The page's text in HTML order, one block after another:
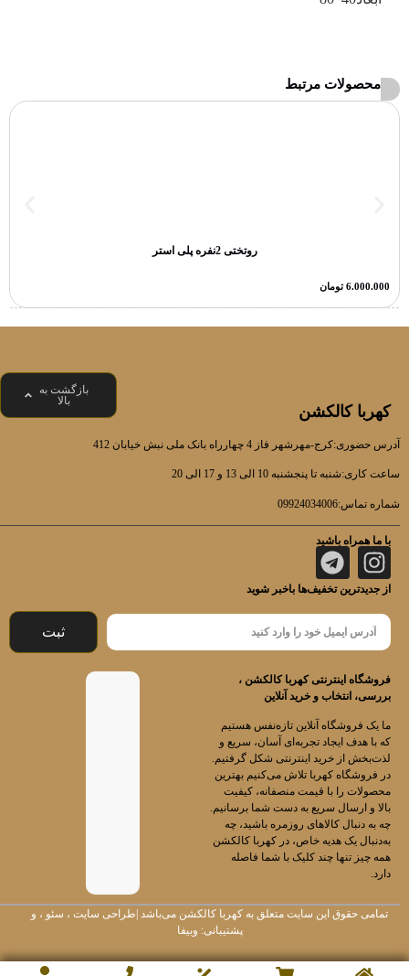
محصولات مرتبط
روتختی 2نفره پلی استر
6.000.000 تومان
بازگشت به
بالا
کهربا کالکشن
آدرس حضوری:کرج-مهرشهر فاز 4 چهارراه بانک ملی نبش خیابان 412
ساعت کاری:شنبه تا پنجشنبه 10 الی 13 و 17 الی 20
شماره تماس:09924034006
با ما همراه باشید
از جدیدترین تخفیف‌ها باخبر شوید
ثبت
فروشگاه اینترنتی کهربا کالکشن ،
بررسی، انتخاب و خرید آنلاین
ما یک فروشگاه آنلاین تازه‌نفس هستیم
که با هدف ایجاد تجربه‌ای آسان، سریع و
لذت‌بخش از خرید اینترنتی شکل گرفتیم.
در فروشگاه کهربا تلاش می‌کنیم بهترین
محصولات را با قیمت منصفانه، کیفیت
بالا و ارسال سریع به دست شما برسانیم.
چه به دنبال کالاهای روزمره باشید، چه
به‌دنبال یک هدیه خاص، در کهربا کالکشن
همه چیز تنها چند کلیک با شما فاصله
دارد.
تمامی حقوق این سایت متعلق به کهربا کالکشن می‌باشد | طراحی سایت، سئو ، و
پشتیبانی: وبیفا